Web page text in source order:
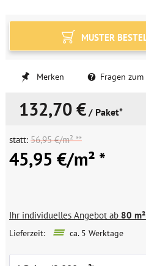
MUSTER
Merken Fragen
132,70 € / Paket*
statt: 56,95 €/m² **
45,95 €/m² *
Ihr individuelles Angebot ab 80 m²
Lieferzeit: ca. 5 Werktage